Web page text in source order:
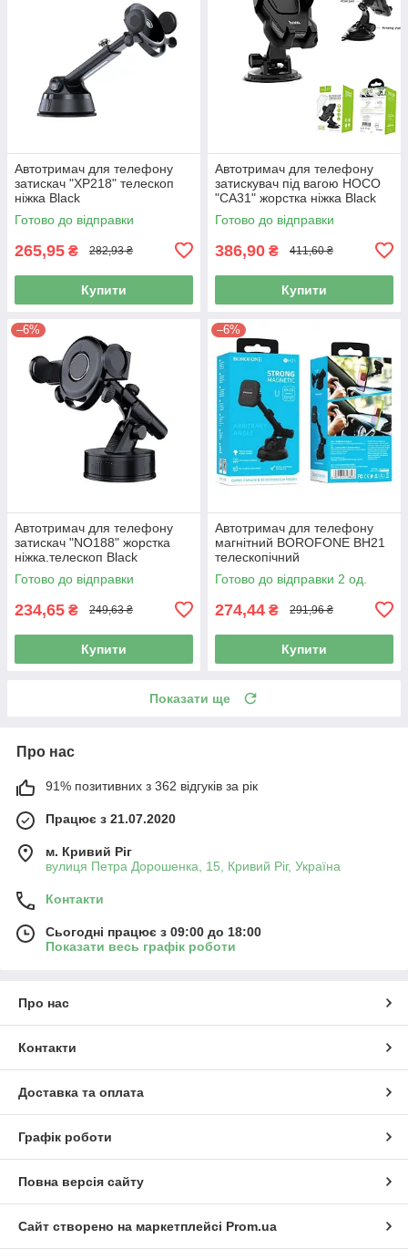
Автотримач для телефону
затискач "XP218" телескоп
ніжка Black
Готово до відправки
265,95 ₴ 282,93 ₴
Купити
Автотримач для телефону
затискувач під вагою HOCO
"CA31" жорстка ніжка Black
Готово до відправки
386,90 ₴ 411,60 ₴
Купити
–6%
Автотримач для телефону
затискач "NO188" жорстка
ніжка.телескоп Black
Готово до відправки
234,65 ₴ 249,63 ₴
Купити
–6%
Автотримач для телефону
магнітний BOROFONE BH21
телескопічний
Готово до відправки 2 од.
274,44 ₴ 291,96 ₴
Купити
Показати ще
Про нас
91% позитивних з 362 відгуків за рік
Працює з 21.07.2020
м. Кривий Ріг
вулиця Петра Дорошенка, 15, Кривий Ріг, Україна
Контакти
Сьогодні працює з 09:00 до 18:00
Показати весь графік роботи
Про нас
Контакти
Доставка та оплата
Графік роботи
Повна версія сайту
Сайт створено на маркетплейсі Prom.ua